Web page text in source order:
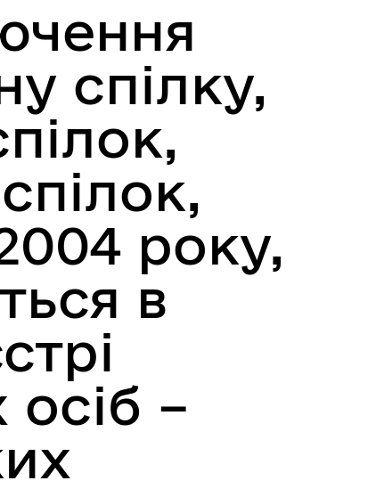
Безбар’єрний простір
спілку,
року,
в
–